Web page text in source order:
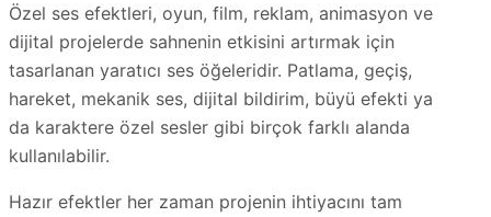
Özel ses efektleri, oyun, film, reklam, animasyon ve
dijital projelerde sahnenin etkisini artırmak için
tasarlanan yaratıcı ses öğeleridir. Patlama, geçiş,
hareket, mekanik ses, dijital bildirim, büyü efekti ya
da karaktere özel sesler gibi birçok farklı alanda
kullanılabilir.
Hazır efektler her zaman projenin ihtiyacını tam